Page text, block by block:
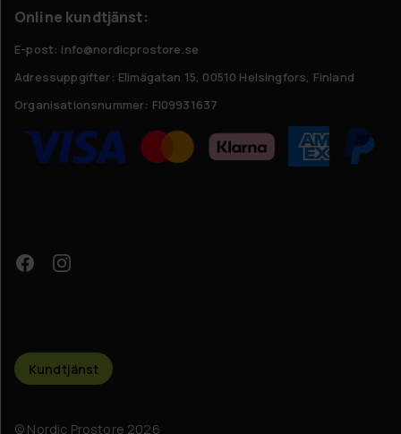
Online kundtjänst:
E-post: info@nordicprostore.se
Adressuppgifter: Elimägatan 15, 00510 Helsingfors, Finland
Organisationsnummer: FI09931637
Kundtjänst
© Nordic Prostore 2026